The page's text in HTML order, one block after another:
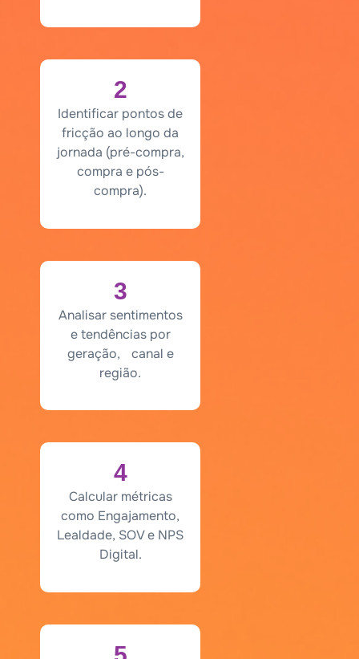
2
Identificar pontos de
fricção ao longo da
jornada (pré-compra,
compra e pós-
compra).
3
Analisar sentimentos
e tendências por
geração, canal e
região.
4
Calcular métricas
como Engajamento,
Lealdade, SOV e NPS
Digital.